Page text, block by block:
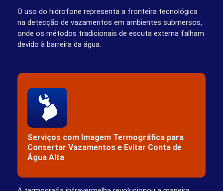
O uso do hidrofone representa a fronteira tecnológica
na detecção de vazamentos em ambientes submersos,
onde os métodos tradicionais de escuta externa falham
devido à barreira da água.
Serviços com Imagem Termográfica para
Consertar Vazamentos e Evitar Conta de
Água Alta